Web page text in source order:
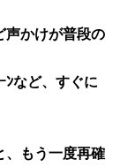
声かけが普段の
など、すぐに
、もう一度再確